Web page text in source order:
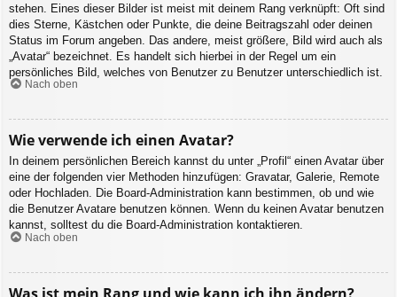
stehen. Eines dieser Bilder ist meist mit deinem Rang verknüpft: Oft sind
dies Sterne, Kästchen oder Punkte, die deine Beitragszahl oder deinen
Status im Forum angeben. Das andere, meist größere, Bild wird auch als
„Avatar“ bezeichnet. Es handelt sich hierbei in der Regel um ein
persönliches Bild, welches von Benutzer zu Benutzer unterschiedlich ist.
Nach oben
Wie verwende ich einen Avatar?
In deinem persönlichen Bereich kannst du unter „Profil“ einen Avatar über
eine der folgenden vier Methoden hinzufügen: Gravatar, Galerie, Remote
oder Hochladen. Die Board-Administration kann bestimmen, ob und wie
die Benutzer Avatare benutzen können. Wenn du keinen Avatar benutzen
kannst, solltest du die Board-Administration kontaktieren.
Nach oben